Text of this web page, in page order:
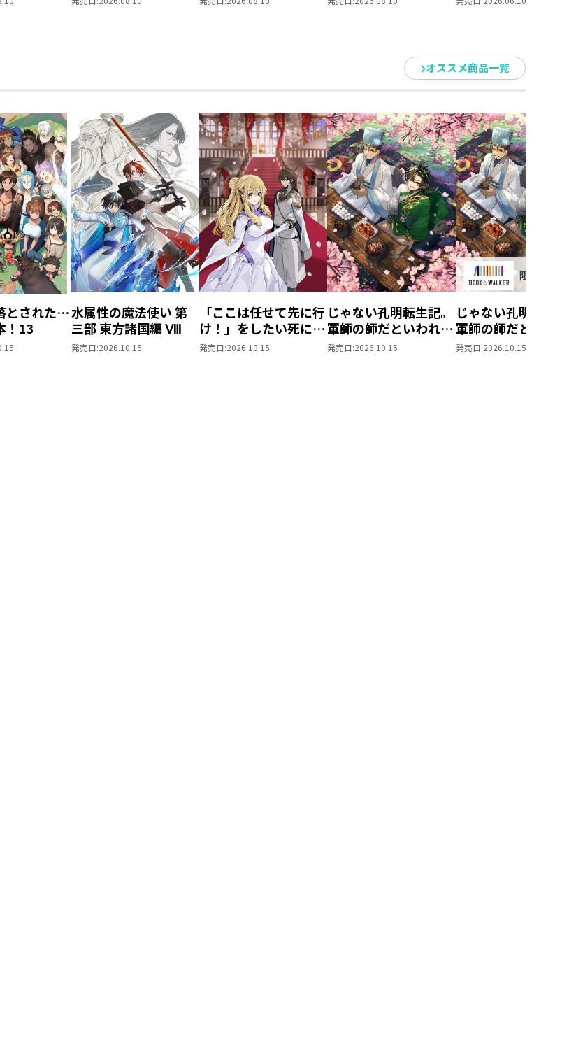
オススメ商品一覧
とされた…
！13
水属性の魔法使い 第
三部 東方諸国編 Ⅷ
発売日:2026.10.15
「ここは任せて先に行
け！」をしたい死にた
がりの望まぬ宇宙下剋
発売日:2026.10.15
じゃない孔明転生記。
軍師の師だといわれま
しても5
発売日:2026.10.15
じゃない孔明転生記
軍師の師だといわれ
しても
発売日:2026.10.15